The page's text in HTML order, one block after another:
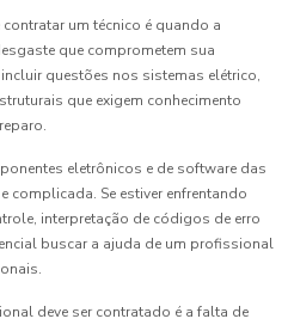
um técnico é quando a
que comprometem sua
questões nos sistemas elétrico,
que exigem conhecimento
eletrônicos e de software das
complicada. Se estiver enfrentando
interpretação de códigos de erro
buscar a ajuda de um profissional
deve ser contratado é a falta de